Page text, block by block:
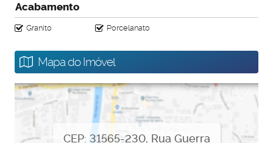
Acabamento
Granito Porcelanato
Mapa do Imóvel
CEP: 31565-230, Rua Guerra